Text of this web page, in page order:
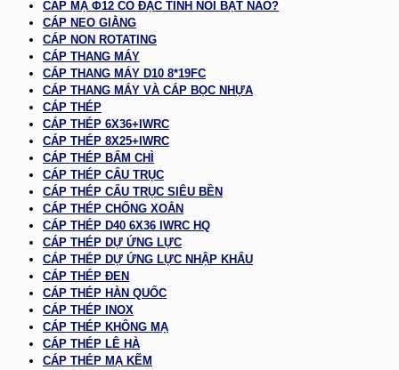
CÁP MẠ Φ12 CÓ ĐẶC TÍNH NỔI BẬT NÀO?
CÁP NEO GIẰNG
CÁP NON ROTATING
CÁP THANG MÁY
CÁP THANG MÁY D10 8*19FC
CÁP THANG MÁY VÀ CÁP BỌC NHỰA
CÁP THÉP
CÁP THÉP 6X36+IWRC
CÁP THÉP 8X25+IWRC
CÁP THÉP BẤM CHÌ
CÁP THÉP CẨU TRỤC
CÁP THÉP CẨU TRỤC SIÊU BỀN
CÁP THÉP CHỐNG XOẮN
CÁP THÉP D40 6X36 IWRC HQ
CÁP THÉP DỰ ỨNG LỰC
CÁP THÉP DỰ ỨNG LỰC NHẬP KHẨU
CÁP THÉP ĐEN
CÁP THÉP HÀN QUỐC
CÁP THÉP INOX
CÁP THÉP KHÔNG MẠ
CÁP THÉP LÊ HÀ
CÁP THÉP MẠ KẼM